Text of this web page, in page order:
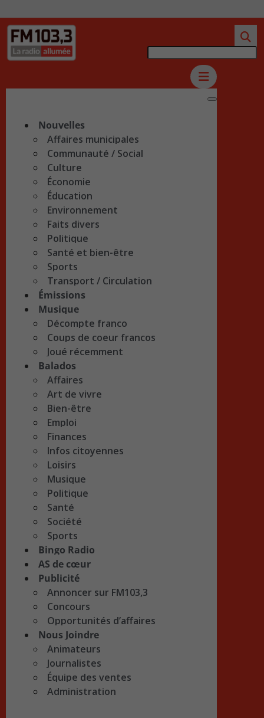
Nouvelles
Affaires municipales
Communauté / Social
Culture
Économie
Éducation
Environnement
Faits divers
Politique
Santé et bien-être
Sports
Transport / Circulation
Émissions
Musique
Décompte franco
Coups de coeur francos
Joué récemment
Balados
Affaires
Art de vivre
Bien-être
Emploi
Finances
Infos citoyennes
Loisirs
Musique
Politique
Santé
Société
Sports
Bingo Radio
AS de cœur
Publicité
Annoncer sur FM103,3
Concours
Opportunités d’affaires
Nous Joindre
Animateurs
Journalistes
Équipe des ventes
Administration